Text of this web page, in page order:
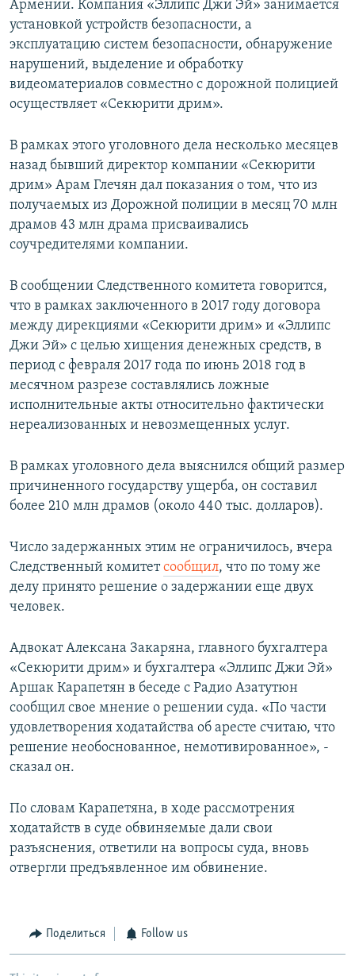
Армении. Компания «Эллипс Джи Эй» занимается
установкой устройств безопасности, а
эксплуатацию систем безопасности, обнаружение
нарушений, выделение и обработку
видеоматериалов совместно с дорожной полицией
осуществляет «Секюрити дрим».
В рамках этого уголовного дела несколько месяцев
назад бывший директор компании «Секюрити
дрим» Арам Глечян дал показания о том, что из
получаемых из Дорожной полиции в месяц 70 млн
драмов 43 млн драма присваивались
соучредителями компании.
В сообщении Следственного комитета говорится,
что в рамках заключенного в 2017 году договора
между дирекциями «Секюрити дрим» и «Эллипс
Джи Эй» с целью хищения денежных средств, в
период с февраля 2017 года по июнь 2018 год в
месячном разрезе составлялись ложные
исполнительные акты относительно фактически
нереализованных и невозмещенных услуг.
В рамках уголовного дела выяснился общий размер
причиненного государству ущерба, он составил
более 210 млн драмов (около 440 тыс. долларов).
Число задержанных этим не ограничилось, вчера
Следственный комитетсообщил, что по тому же
делу принято решение о задержании еще двух
человек.
Адвокат Алексана Закаряна, главного бухгалтера
«Секюрити дрим» и бухгалтера «Эллипс Джи Эй»
Аршак Карапетян в беседе с Радио Азатутюн
сообщил свое мнение о решении суда. «По части
удовлетворения ходатайства об аресте считаю, что
решение необоснованное, немотивированное», -
сказал он.
По словам Карапетяна, в ходе рассмотрения
ходатайств в суде обвиняемые дали свои
разъяснения, ответили на вопросы суда, вновь
отвергли предъявленное им обвинение.
Поделиться Follow us